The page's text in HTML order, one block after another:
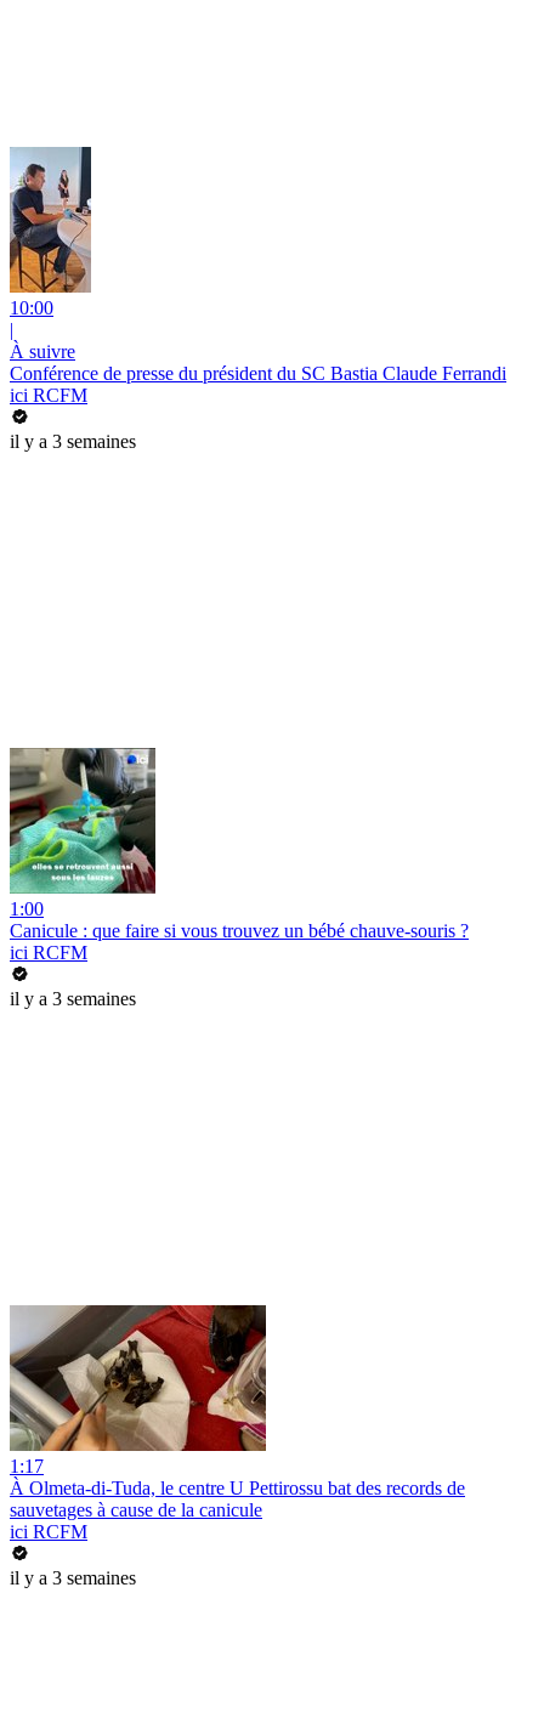
10:00
|
À suivre
Conférence de presse du président du SC Bastia Claude Ferrandi
ici RCFM
il y a 3 semaines
1:00
Canicule : que faire si vous trouvez un bébé chauve-souris ?
ici RCFM
il y a 3 semaines
1:17
À Olmeta-di-Tuda, le centre U Pettirossu bat des records de
sauvetages à cause de la canicule
ici RCFM
il y a 3 semaines